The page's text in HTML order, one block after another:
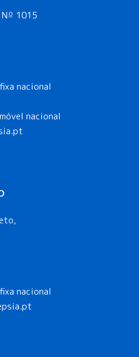
1015
nacional
nacional
nacional